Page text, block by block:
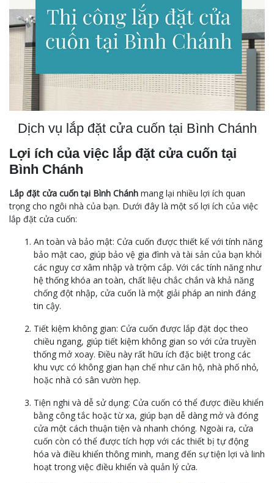
Dịch vụ lắp đặt cửa cuốn tại Bình Chánh
Lợi ích của việc lắp đặt cửa cuốn tại
Bình Chánh
Lắp đặt cửa cuốn tại Bình Chánh mang lại nhiều lợi ích quan
trọng cho ngôi nhà của bạn. Dưới đây là một số lợi ích của việc
lắp đặt cửa cuốn:
An toàn và bảo mật: Cửa cuốn được thiết kế với tính năng
bảo mật cao, giúp bảo vệ gia đình và tài sản của bạn khỏi
các nguy cơ xâm nhập và trộm cắp. Với các tính năng như
hệ thống khóa an toàn, chất liệu chắc chắn và khả năng
chống đột nhập, cửa cuốn là một giải pháp an ninh đáng
tin cậy.
Tiết kiệm không gian: Cửa cuốn được lắp đặt dọc theo
chiều ngang, giúp tiết kiệm không gian so với cửa truyền
thống mở xoay. Điều này rất hữu ích đặc biệt trong các
khu vực có không gian hạn chế như căn hộ, nhà phố nhỏ,
hoặc nhà có sân vườn hẹp.
Tiện nghi và dễ sử dụng: Cửa cuốn có thể được điều khiển
bằng công tắc hoặc từ xa, giúp bạn dễ dàng mở và đóng
cửa một cách thuận tiện và nhanh chóng. Ngoài ra, cửa
cuốn còn có thể được tích hợp với các thiết bị tự động
hóa và điều khiển thông minh, mang đến sự tiện lợi và linh
hoạt trong việc điều khiển và quản lý cửa.